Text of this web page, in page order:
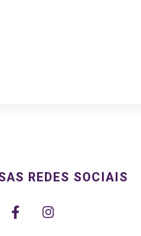
REDES SOCIAIS